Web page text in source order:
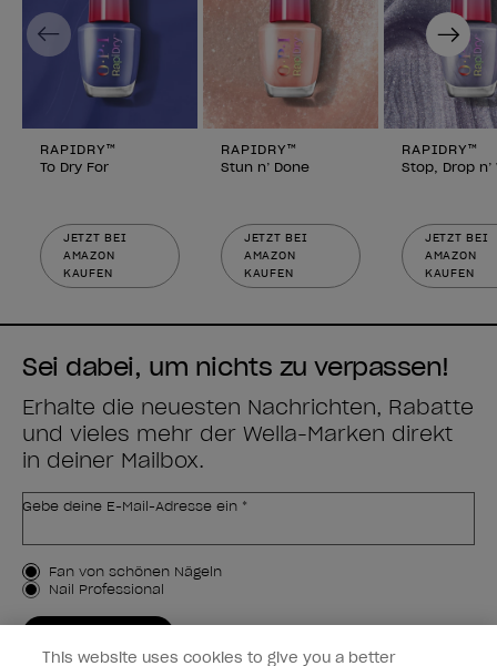
RAPIDRY™
To Dry For
JETZT BEI
AMAZON
KAUFEN
RAPIDRY™
Stun n’ Done
JETZT BEI
AMAZON
KAUFEN
RAPIDRY™
Stop, Drop n’
JETZT BEI
AMAZON
KAUFEN
Previous Next
Sei dabei, um nichts zu verpassen!
Erhalte die neuesten Nachrichten, Rabatte
und vieles mehr der Wella-Marken direkt
in deiner Mailbox.
Gebe deine E-Mail-Adresse ein *
Kundenart
Fan von schönen Nägeln
Nail Professional
This website uses cookies to give you a better